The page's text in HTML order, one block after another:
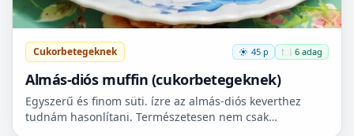
Cukorbetegeknek 45 p 🍽️ 6 adag
Almás-diós muffin (cukorbetegeknek)
Egyszerű és finom süti. ízre az almás-diós keverthez
tudnám hasonlítani. Természetesen nem csak